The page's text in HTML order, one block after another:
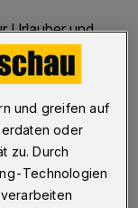
Urlauber und
beliebter.
die Stadt
mehr als noch
und greifen auf
oder
zu. Durch
Technologien